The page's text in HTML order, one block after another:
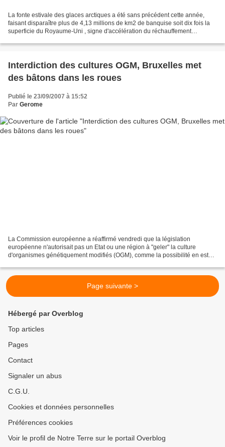
La fonte estivale des glaces arctiques a été sans précédent cette année,
faisant disparaître plus de 4,13 millions de km2 de banquise soit dix fois la
superficie du Royaume-Uni , signe d'accélération du réchauffement
Interdiction des cultures OGM, Bruxelles met
des bâtons dans les roues
Publié le 23/09/2007 à 15:52
Par Gerome
La Commission européenne a réaffirmé vendredi que la législation
européenne n'autorisait pas un Etat ou une région à "geler" la culture
d'organismes génétiquement modifiés (OGM), comme la possibilité en est
Page suivante >
Hébergé par Overblog
Top articles
Pages
Contact
Signaler un abus
C.G.U.
Cookies et données personnelles
Préférences cookies
Voir le profil de Notre Terre sur le portail Overblog